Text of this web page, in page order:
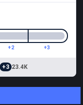
+2 +3
+3 23.4K